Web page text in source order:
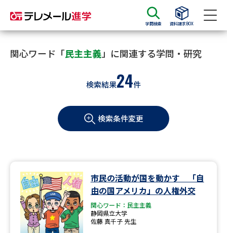
学問検索 資料請求BOX
資料請求 資料検索
大学・短大の資料種類から請求
学部・学科パンフ
過去問題集
大学・短大以外の資料から請求
専門学校の資料請求 大学院の資料請求
関心ワード「民主主義」に関連する学問・研究
検索結果24件
検索条件変更
市民の活動が国を動かす 「自
由の国アメリカ」の人権外交
関心ワード：民主主義
静岡県立大学
佐藤 真千子 先生